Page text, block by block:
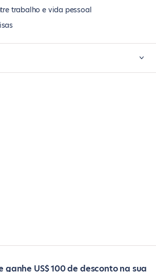
trabalho e vida pessoal
ganhe US$ 100 de desconto na sua